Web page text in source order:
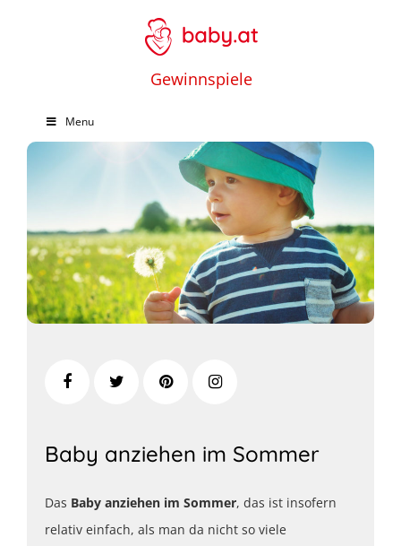
Gewinnspiele
Menu
Baby anziehen im Sommer
Das Baby anziehen im Sommer, das ist insofern
relativ einfach, als man da nicht so viele